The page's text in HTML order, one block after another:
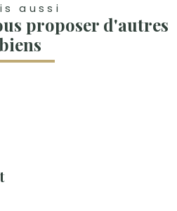
aussi
proposer d'autres